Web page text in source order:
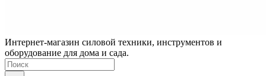
Интернет-магазин силовой техники, инструментов и
оборудование для дома и сада.